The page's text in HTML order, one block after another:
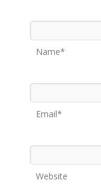
Name*
Email*
Website